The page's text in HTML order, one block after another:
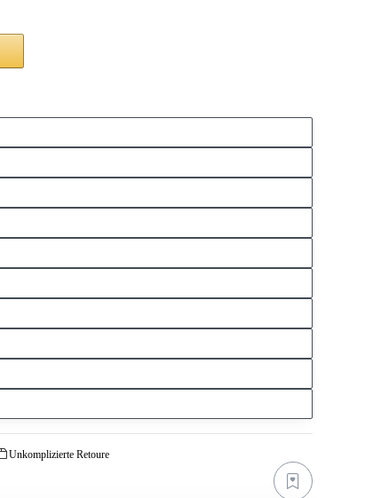
Unkomplizierte Retoure